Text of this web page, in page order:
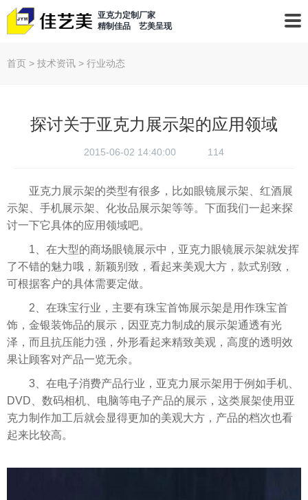
亚克力定制厂家
精制佳品 艺美呈现
首页 > 技术资讯 > 行业动态
探讨关于亚克力展示架的应用领域
2015-06-02 14:40:00 114
亚克力展示架的类型有很多，比如眼镜展示架、红酒展
示架、手机展示架、化妆品展示架等等。下面我们一起来探
讨一下它具体的应用领域吧。
1、在大型的商场眼镜展示中，亚克力眼镜展示架就发挥
了不错的魅力哦，新颖别致，看起来美观大方，款式别致，
可根据客户的具体需要定做。
2、在珠宝行业，主要有珠宝首饰展示架是用作珠宝首
饰，金银装饰品的展示，因亚克力制成的展示架通透有光
泽，而且抗压能力强，外形看起来精致美观，高度的透明效
果让顾客对产品一览无余。
3、在电子消费产品行业，亚克力展示架用于例如手机、
DVD、数码相机、电脑等电子产品的展示，这类展架使用亚
克力制作加工后就会显得更加的美观大方，产品的档次也看
起来比较高。